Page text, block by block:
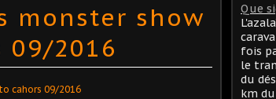
monster show
2016
Que
fois
le
du
km